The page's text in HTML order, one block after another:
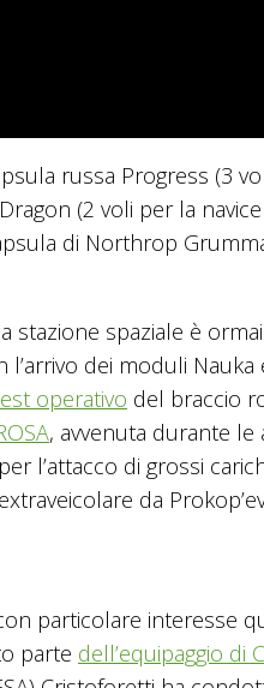
russa Progress (3
(2 voli per la
di Northrop
spaziale è
dei moduli Nauka
operativo del braccio
, avvenuta durante le
l’attacco di grossi
da
particolare interesse
parte dell’equipaggio di